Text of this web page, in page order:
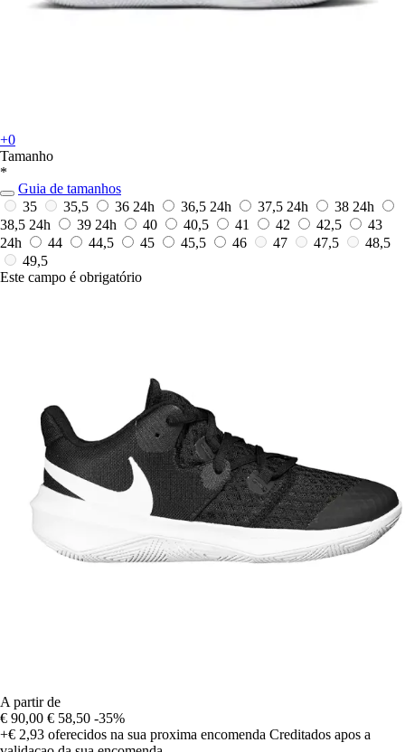
+0
Tamanho
*
Guia de tamanhos
35
35,5 36 24h 36,5 24h 37,5 24h 38 24h
38,5 24h 39 24h 40 40,5 41 42 42,5
43
24h
44 44,5 45 45,5 46 47 47,5
48,5
49,5
Este campo é obrigatório
A partir de
€ 90,00 € 58,50 -35%
+€ 2,93 oferecidos na sua proxima encomenda Creditados apos a